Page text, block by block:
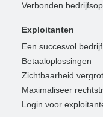
Verbonden
Exploitanten
Een succesvol
Betaaloplossingen
Zichtbaarheid
Maximaliseer
Login voor